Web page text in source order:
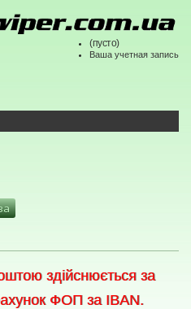
(пусто)
Ваша учетная запись
здійснюється за
ФОП за IBAN.